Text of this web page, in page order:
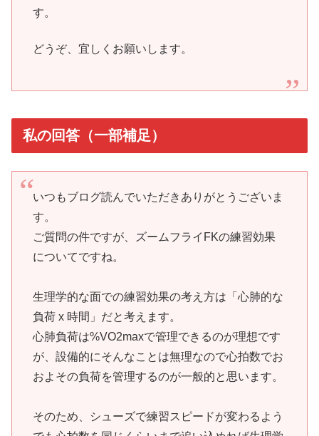
す。
どうぞ、宜しくお願いします。
私の回答（一部補足）
いつもブログ読んでいただきありがとうございま
す。
ご質問の件ですが、ズームフライFKの練習効果
についてですね。
生理学的な面での練習効果の考え方は「心肺的な
負荷 x 時間」だと考えます。
心肺負荷は%VO2maxで管理できるのが理想です
が、設備的にそんなことは無理なので心拍数でお
およその負荷を管理するのが一般的と思います。
そのため、シューズで練習スピードが変わるよう